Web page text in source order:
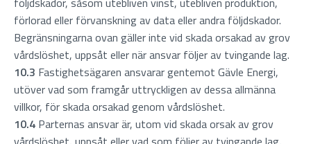
förlorad eller förvanskning av data eller andra följdskador.
Begränsningarna ovan gäller inte vid skada orsakad av grov
vårdslöshet, uppsåt eller när ansvar följer av tvingande lag.
10.3 Fastighetsägaren ansvarar gentemot Gävle Energi,
utöver vad som framgår uttryckligen av dessa allmänna
villkor, för skada orsakad genom vårdslöshet.
10.4 Parternas ansvar är, utom vid skada orsak av grov